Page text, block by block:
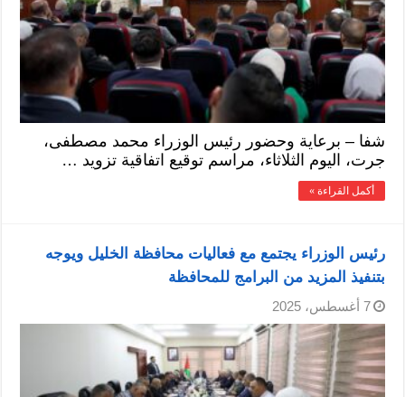
شفا – برعاية وحضور رئيس الوزراء محمد مصطفى،
جرت، اليوم الثلاثاء، مراسم توقيع اتفاقية تزويد …
أكمل القراءة »
رئيس الوزراء يجتمع مع فعاليات محافظة الخليل ويوجه
بتنفيذ المزيد من البرامج للمحافظة
7 أغسطس، 2025